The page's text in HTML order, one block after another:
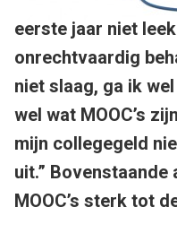
eerste jaar niet
onrechtvaardig
niet slaag, ga ik wel
wel wat MOOC’s
mijn collegegeld
uit.”
MOOC’s sterk tot